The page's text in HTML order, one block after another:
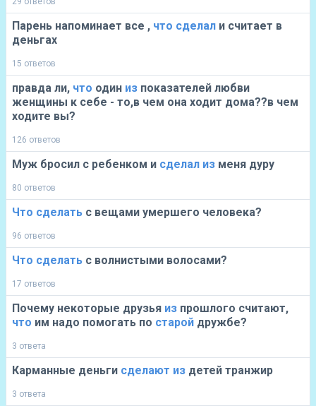
Парень напоминает все , что сделал и считает в
деньгах
15 ответов
правда ли, что один из показателей любви
женщины к себе - то,в чем она ходит дома??в чем
ходите вы?
126 ответов
Муж бросил с ребенком и сделал из меня дуру
80 ответов
Что сделать с вещами умершего человека?
96 ответов
Что сделать с волнистыми волосами?
17 ответов
Почему некоторые друзья из прошлого считают,
что им надо помогать по старой дружбе?
3 ответа
Карманные деньги сделают из детей транжир
3 ответа